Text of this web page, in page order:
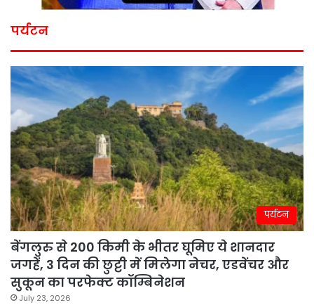
पर्यटन
पर्यटन
बेंगलुरु से 200 किमी के भीतर घूमिए ये शानदार
जगहें, 3 दिन की छुट्टी में मिलेगा नेचर, एडवेंचर और
सुकून का परफेक्ट कॉम्बिनेशन
July 23, 2026